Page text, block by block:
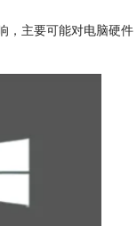
，主要可能对电脑硬件